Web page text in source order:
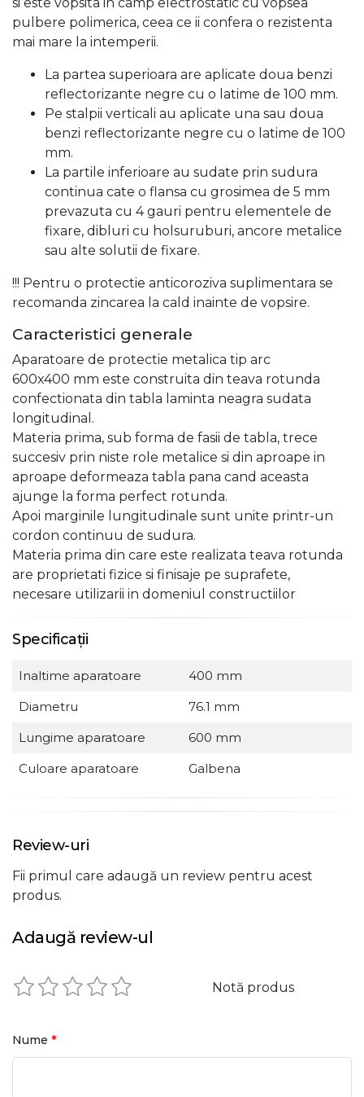
pulbere polimerica, ceea ce ii confera o rezistenta
mai mare la intemperii.
La partea superioara are aplicate doua benzi
reflectorizante negre cu o latime de 100 mm.
Pe stalpii verticali au aplicate una sau doua
benzi reflectorizante negre cu o latime de 100
mm.
La partile inferioare au sudate prin sudura
continua cate o flansa cu grosimea de 5 mm
prevazuta cu 4 gauri pentru elementele de
fixare, dibluri cu holsuruburi, ancore metalice
sau alte solutii de fixare.
!!! Pentru o protectie anticoroziva suplimentara se
recomanda zincarea la cald inainte de vopsire.
Caracteristici generale
Aparatoare de protectie metalica tip arc
600x400 mm este construita din teava rotunda
confectionata din tabla laminta neagra sudata
longitudinal.
Materia prima, sub forma de fasii de tabla, trece
succesiv prin niste role metalice si din aproape in
aproape deformeaza tabla pana cand aceasta
ajunge la forma perfect rotunda.
Apoi marginile lungitudinale sunt unite printr-un
cordon continuu de sudura.
Materia prima din care este realizata teava rotunda
are proprietati fizice si finisaje pe suprafete,
necesare utilizarii in domeniul constructiilor
Specificații
Inaltime aparatoare
400 mm
Diametru
76.1 mm
Lungime aparatoare
600 mm
Culoare aparatoare
Galbena
Review-uri
Fii primul care adaugă un review pentru acest
produs.
Adaugă review-ul
Notă produs
Nume *